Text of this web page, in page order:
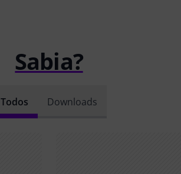
Sabia?
Todos Downloads